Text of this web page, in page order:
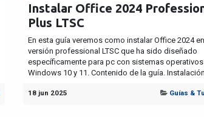
Instalar Office 2024
Plus LTSC
En esta guía veremos como instalar Office 2024
versión professional LTSC que ha sido diseñado
específicamente para pc con sistemas operativos
Windows 10 y 11. Contenido de la guía. Instalación
18 jun 2025 Guías &